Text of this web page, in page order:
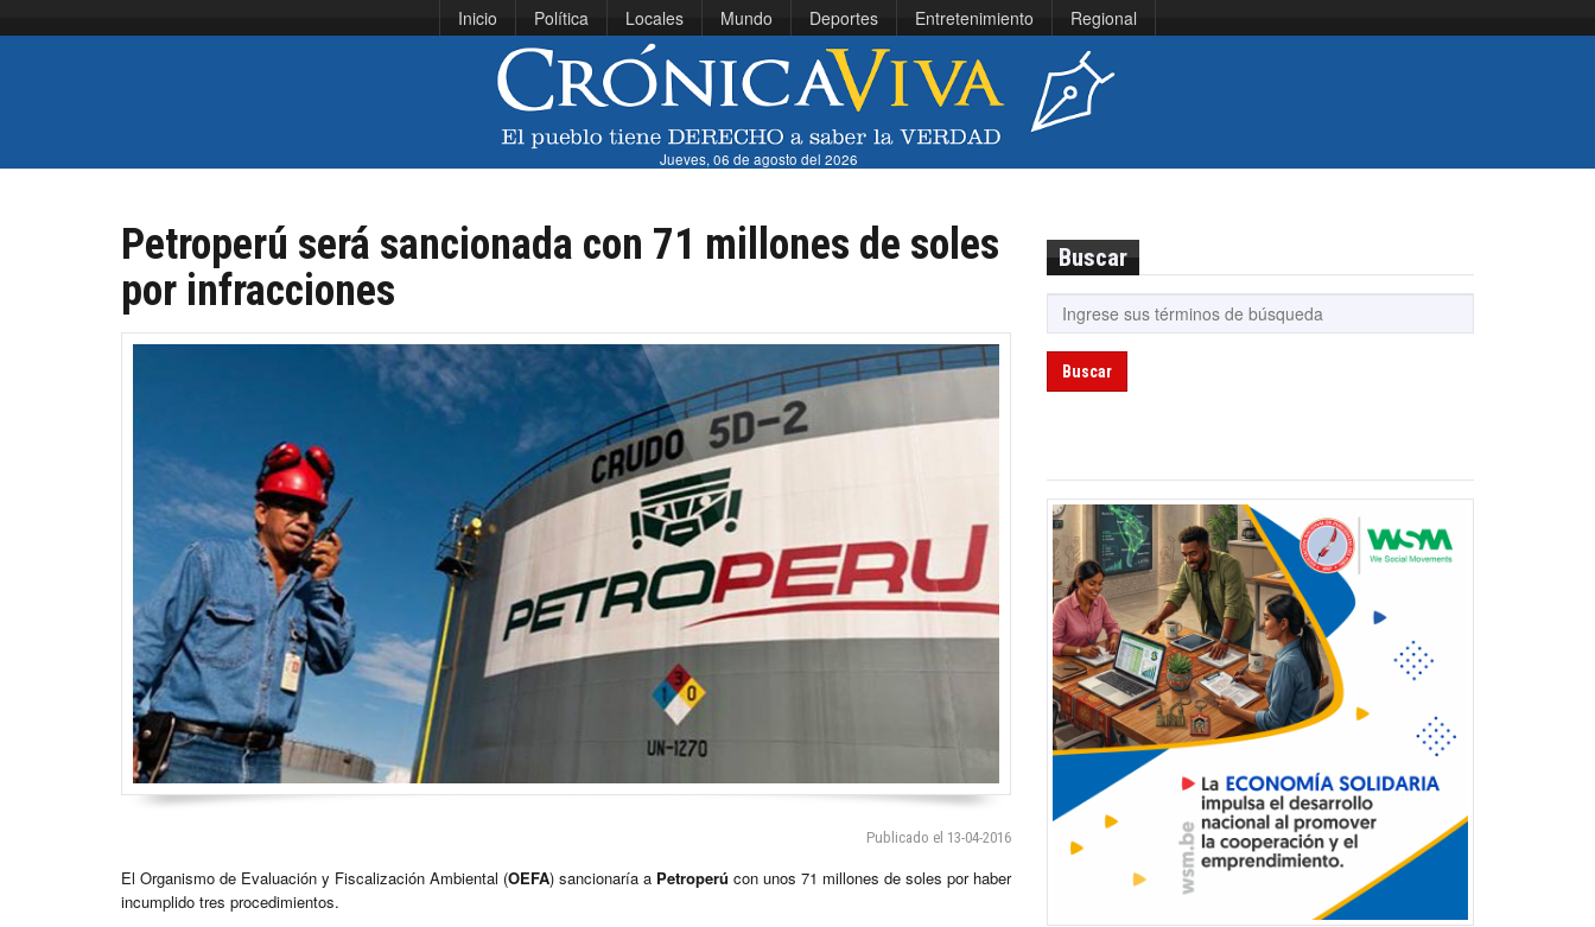
Inicio Política Locales Mundo Deportes Entretenimiento Regional
Jueves, 06 de agosto del 2026
Petroperú será sancionada con 71 millones de soles
por infracciones
Publicado el 13-04-2016
El Organismo de Evaluación y Fiscalización Ambiental (OEFA) sancionaría a Petroperú con unos 71 millones de soles por haber
incumplido tres procedimientos.
Buscar
Buscar